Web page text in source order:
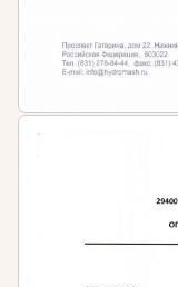
радиационной